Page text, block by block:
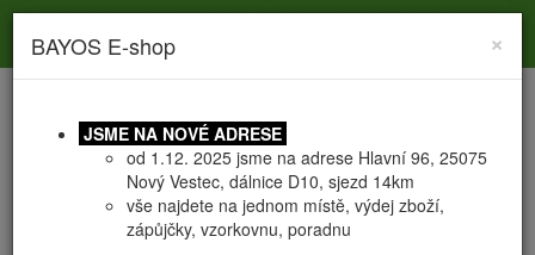
navigation
Registrace
×
BAYOS E-shop
JSME NA NOVÉ ADRESE
od 1.12. 2025 jsme na adrese Hlavní 96, 25075
Nový Vestec, dálnice D10, sjezd 14km
vše najdete na jednom místě, výdej zboží,
zápůjčky, vzorkovnu, poradnu